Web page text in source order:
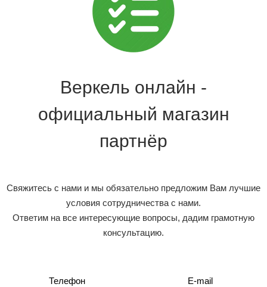
Веркель онлайн -
официальный магазин
партнёр
Свяжитесь с нами и мы обязательно предложим Вам лучшие
условия сотрудничества с нами.
Ответим на все интересующие вопросы, дадим грамотную
консультацию.
Телефон E-mail